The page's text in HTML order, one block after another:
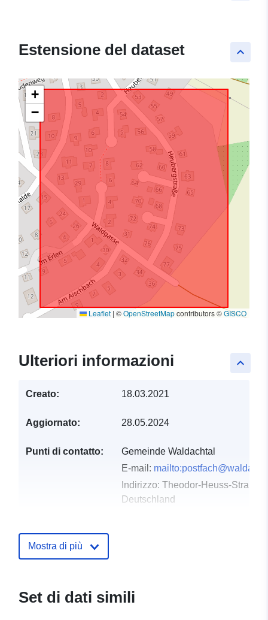
keyboard_arrow_up
Estensione del dataset
+
−
Leaflet | ©OpenStreetMapcontributors ©GISCO
keyboard_arrow_up
Ulteriori informazioni
Creato: 18.03.2021
Aggiornato: 28.05.2024
Punti di contatto:
Gemeinde Waldachtal
E-mail:
Indirizzo: Theodor-Heuss-Straße
Deutschland
Registro del
Aggiornato su data.europa.eu:
Mostra di più
Set di dati simili